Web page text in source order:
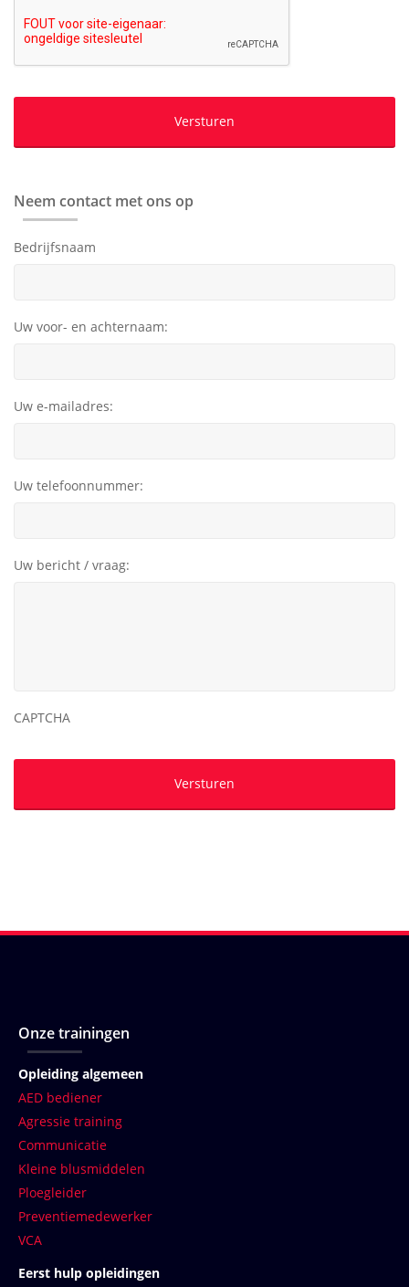
Neem contact met ons op
Bedrijfsnaam
Uw voor- en achternaam:
Uw e-mailadres:
Uw telefoonnummer:
Uw bericht / vraag:
CAPTCHA
Onze trainingen
Opleiding algemeen
AED bediener
Agressie training
Communicatie
Kleine blusmiddelen
Ploegleider
Preventiemedewerker
VCA
Eerst hulp opleidingen